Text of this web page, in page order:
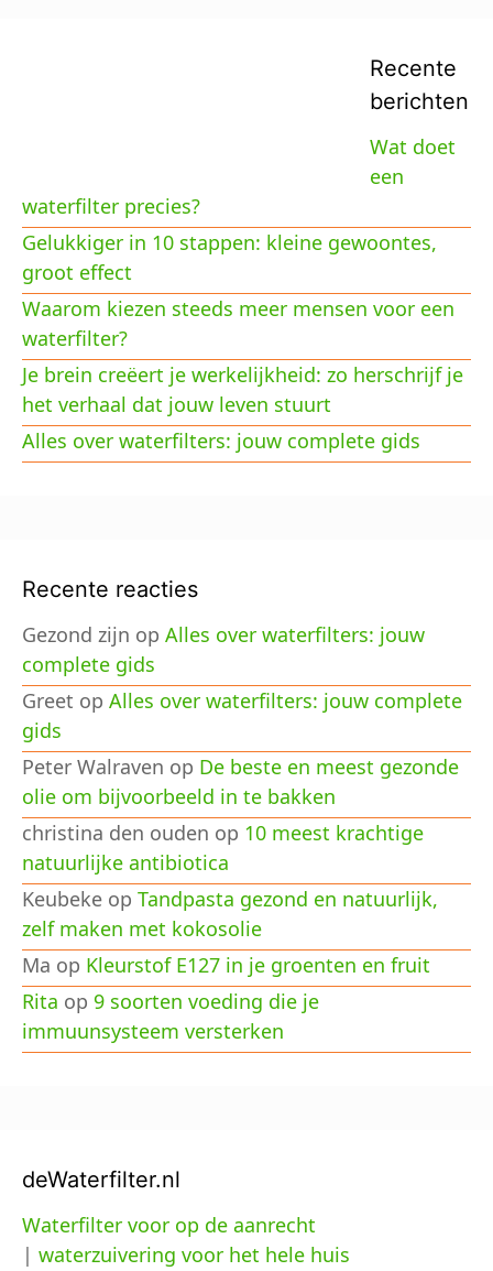
Recente
berichten
Wat doet
een
waterfilter precies?
Gelukkiger in 10 stappen: kleine gewoontes,
groot effect
Waarom kiezen steeds meer mensen voor een
waterfilter?
Je brein creëert je werkelijkheid: zo herschrijf je
het verhaal dat jouw leven stuurt
Alles over waterfilters: jouw complete gids
Recente reacties
Gezond zijn op Alles over waterfilters: jouw
complete gids
Greet op Alles over waterfilters: jouw complete
gids
Peter Walraven op De beste en meest gezonde
olie om bijvoorbeeld in te bakken
christina den ouden op 10 meest krachtige
natuurlijke antibiotica
Keubeke op Tandpasta gezond en natuurlijk,
zelf maken met kokosolie
Ma op Kleurstof E127 in je groenten en fruit
Rita op 9 soorten voeding die je
immuunsysteem versterken
deWaterfilter.nl
Waterfilter voor op de aanrecht
| waterzuivering voor het hele huis